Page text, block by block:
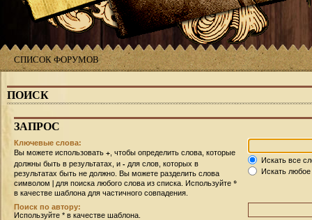
СПИСОК ФОРУМОВ
ПОИСК
ЗАПРОС
Ключевые слова:
Вы можете использовать + , чтобы определить слова, которые
должны быть в результатах, и - для слов, которых в
результатах быть не должно. Вы можете разделить слова
символом | для поиска любого слова из списка. Используйте *
в качестве шаблона для частичного совпадения.
Искать все
Искать
Поиск по автору:
Используйте * в качестве шаблона.